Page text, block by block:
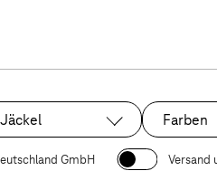
Farben
GmbH Versand